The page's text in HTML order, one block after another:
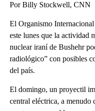
Por Billy Stockwell, CNN
El Organismo
este lunes que la actividad
nuclear iraní de Bushehr
radiológico” con posibles
del país.
El domingo, un proyectil
central eléctrica, a menudo